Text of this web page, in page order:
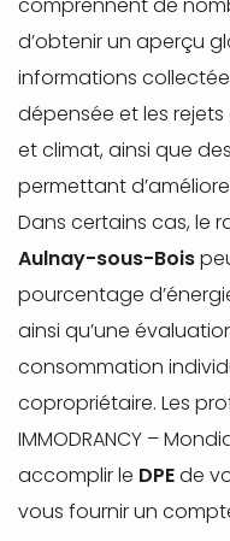
comprennent de
d’obtenir un aperçu
informations
dépensée et les
et climat, ainsi que
permettant
Dans certains cas, le
Aulnay-sous-Bois
pourcentage
ainsi qu’une
consommation
copropriétaire. Les
IMMODRANCY –
accomplir le DPEde
vous fournir un